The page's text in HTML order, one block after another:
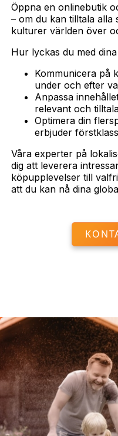
Öppna en onlinebutik
– om du kan tilltala
kulturer världen över
Hur lyckas du med
Kommunicera på
under och efter
Anpassa
relevant och
Optimera din
erbjuder
Våra experter på
dig att leverera
köpupplevelser till
att du kan nå dina